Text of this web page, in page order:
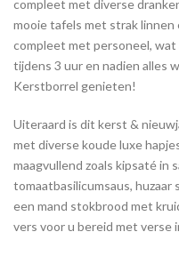
compleet met diverse
mooie tafels met strak linnen
compleet met personeel, wat
tijdens 3 uur en nadien alles
Kerstborrel genieten!
Uiteraard is dit kerst &
met diverse koude luxe
maagvullend zoals kipsaté in
tomaatbasilicumsaus, huzaar
een mand stokbrood met
vers voor u bereid met verse